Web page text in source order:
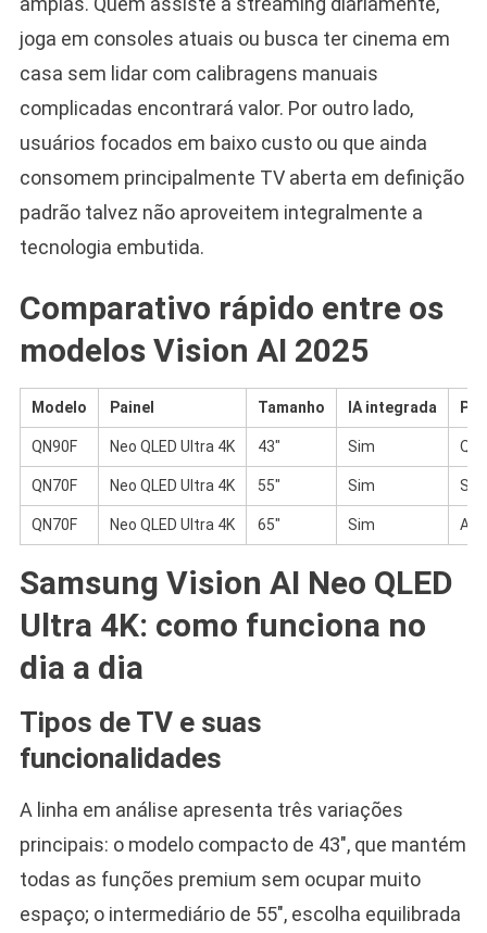
joga em consoles atuais ou busca ter cinema em
casa sem lidar com calibragens manuais
complicadas encontrará valor. Por outro lado,
usuários focados em baixo custo ou que ainda
consomem principalmente TV aberta em definição
padrão talvez não aproveitem integralmente a
tecnologia embutida.
Comparativo rápido entre os
modelos Vision AI 2025
Modelo Painel Tamanho IA integrada
QN90F Neo QLED Ultra 4K 43″ Sim
QN70F Neo QLED Ultra 4K 55″ Sim
QN70F Neo QLED Ultra 4K 65″ Sim
Samsung Vision AI Neo QLED
Ultra 4K: como funciona no
dia a dia
Tipos de TV e suas
funcionalidades
A linha em análise apresenta três variações
principais: o modelo compacto de 43″, que mantém
todas as funções premium sem ocupar muito
espaço; o intermediário de 55″, escolha equilibrada